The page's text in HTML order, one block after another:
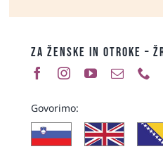
ZA ŽENSKE IN OTROKE –
Govorimo: